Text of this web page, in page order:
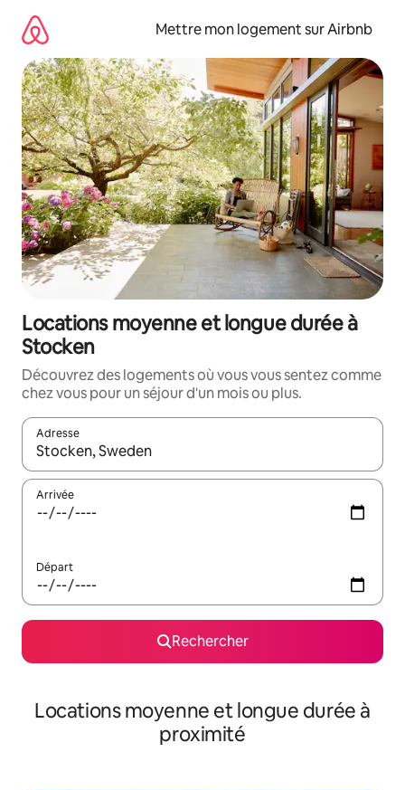
directement
contenu
Mettre mon logement sur Airbnb
Locations moyenne et longue durée à
Stocken
Découvrez des logements où vous vous sentez comme
chez vous pour un séjour d'un mois ou plus.
Adresse
Lorsque les résultats s'affichent, utilisez les flèches vers le
Arrivée
Départ
Rechercher
Locations moyenne et longue durée à
proximité